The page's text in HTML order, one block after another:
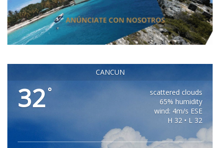
CANCUN
32 °
scattered clouds
65% humidity
wind: 4m/s ESE
H 32 • L 32